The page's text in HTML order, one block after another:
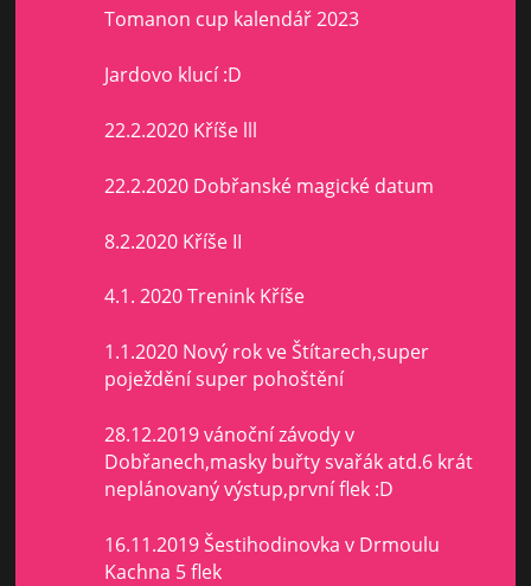
Tomanon cup kalendář 2023
Jardovo klucí :D
22.2.2020 Kříše lll
22.2.2020 Dobřanské magické datum
8.2.2020 Kříše II
4.1. 2020 Trenink Kříše
1.1.2020 Nový rok ve Štítarech,super
poježdění super pohoštění
28.12.2019 vánoční závody v
Dobřanech,masky buřty svařák atd.6 krát
neplánovaný výstup,první flek :D
16.11.2019 Šestihodinovka v Drmoulu
Kachna 5 flek